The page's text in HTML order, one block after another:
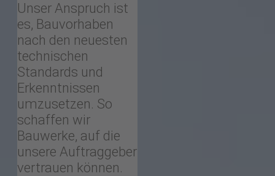
Unser Anspruch ist
es, Bauvorhaben
nach den neuesten
technischen
Standards und
Erkenntnissen
umzusetzen. So
schaffen wir
Bauwerke, auf die
unsere Auftraggeber
vertrauen können.